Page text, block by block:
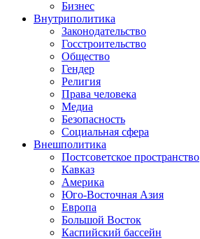
Бизнес
Внутриполитика
Законодательство
Госстроительство
Общество
Гендер
Религия
Права человека
Медиа
Безопасность
Социальная сфера
Внешполитика
Постсоветское пространство
Кавказ
Америка
Юго-Восточная Азия
Европа
Большой Восток
Каспийский бассейн